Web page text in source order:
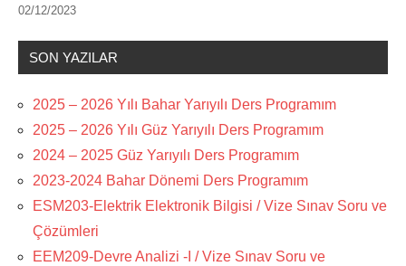
02/12/2023
SON YAZILAR
2025 – 2026 Yılı Bahar Yarıyılı Ders Programım
2025 – 2026 Yılı Güz Yarıyılı Ders Programım
2024 – 2025 Güz Yarıyılı Ders Programım
2023-2024 Bahar Dönemi Ders Programım
ESM203-Elektrik Elektronik Bilgisi / Vize Sınav Soru ve
Çözümleri
EEM209-Devre Analizi -I / Vize Sınav Soru ve